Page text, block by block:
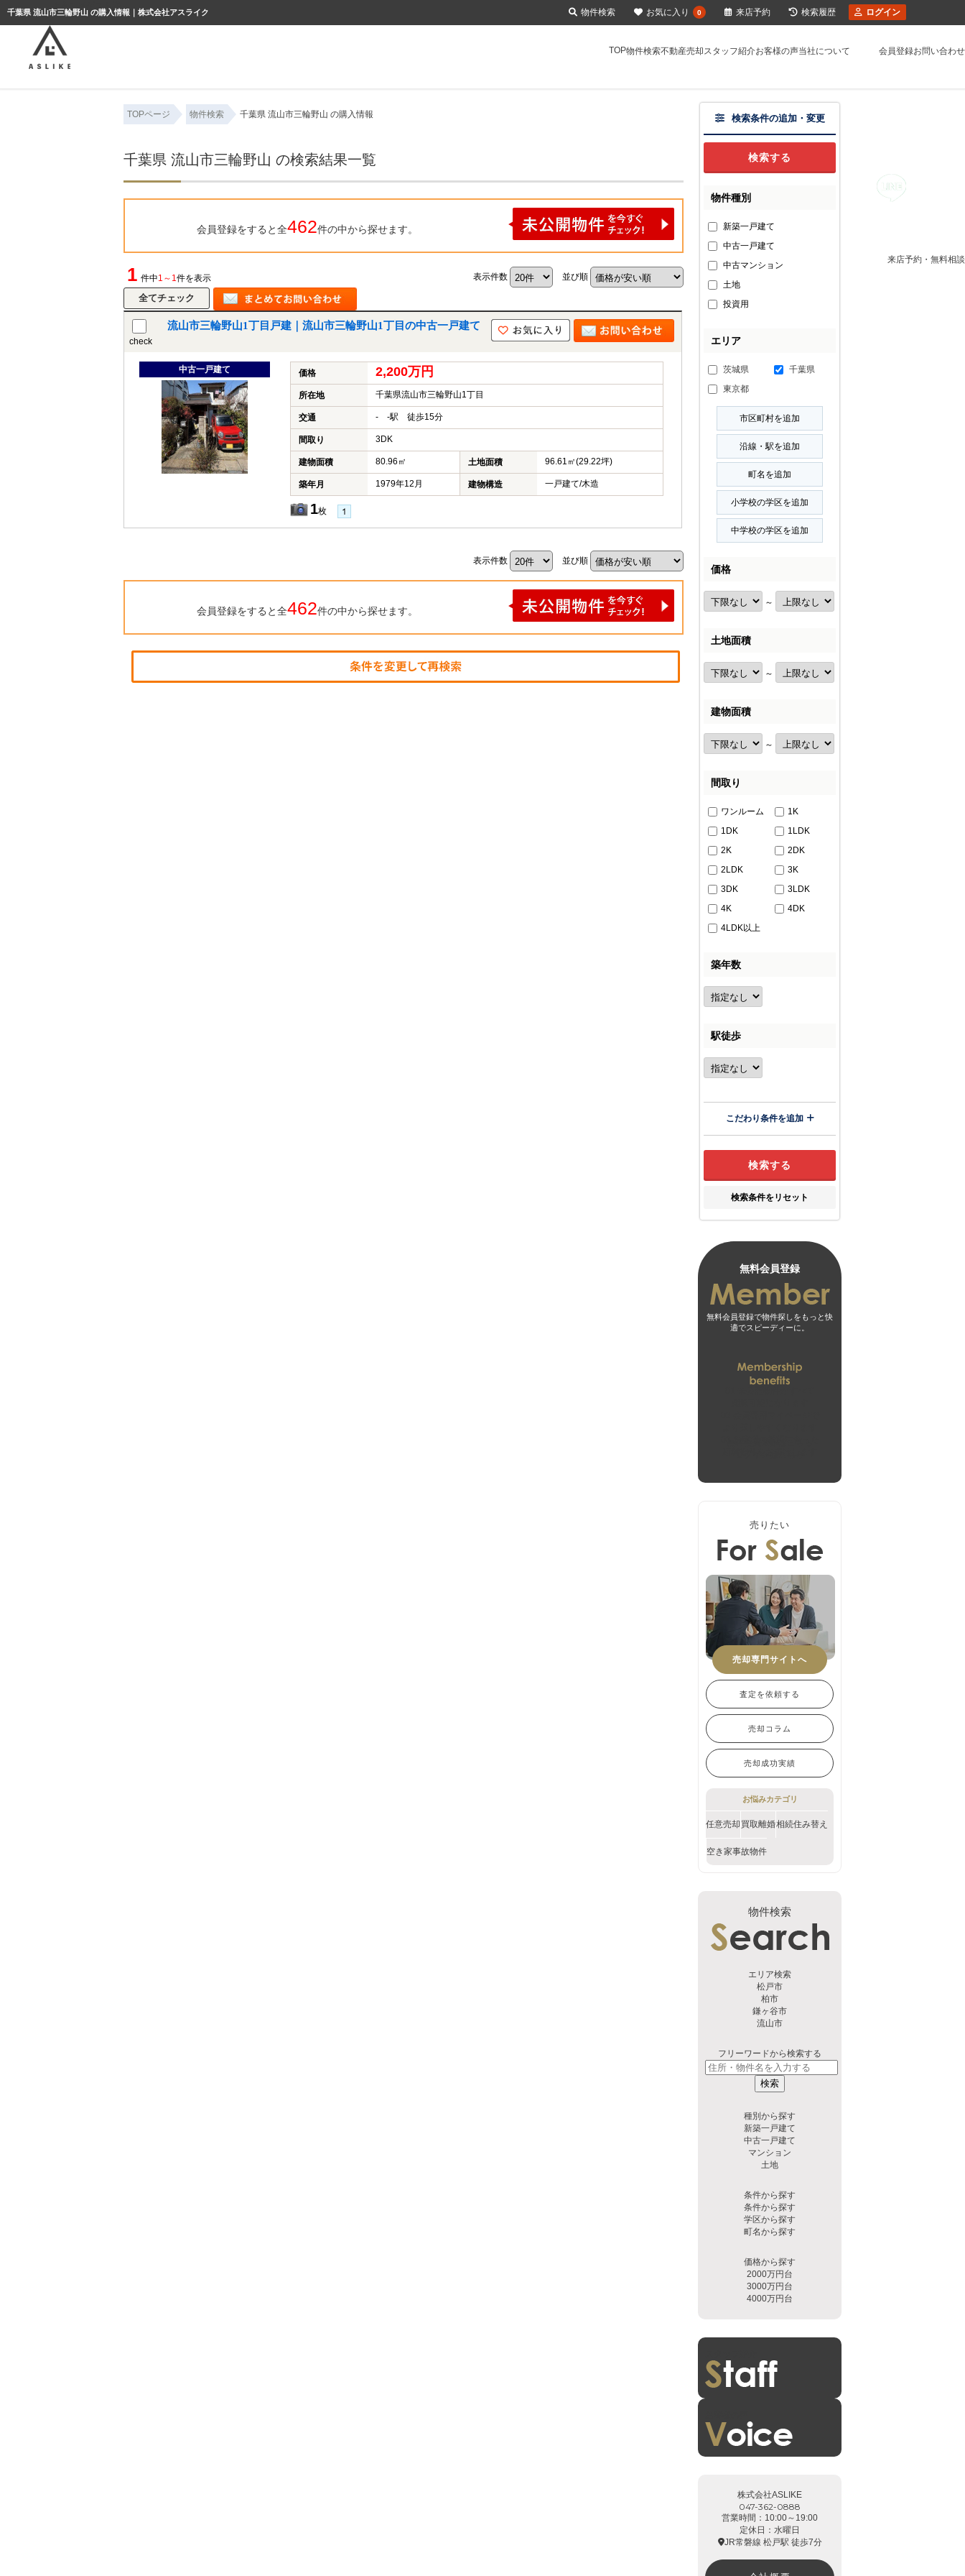
千葉県 流山市三輪野山 の購入情報｜株式会社アスライク
TOP物件検索不動産売却スタッフ紹介お客様の声当社について 会員登録お問い合わせ
来店予約・無料相談
TOPページ 物件検索 千葉県 流山市三輪野山 の購入情報
千葉県 流山市三輪野山 の検索結果一覧
会員登録をすると全462件の中から探せます。
1 件中1～1件を表示 表示件数 並び順
check
流山市三輪野山1丁目戸建｜流山市三輪野山1丁目の中古一戸建て
中古一戸建て 価格 2,200万円
所在地 千葉県流山市三輪野山1丁目
交通 - -駅 徒歩15分
間取り 3DK
建物面積 80.96㎡ 土地面積 96.61㎡(29.22坪)
築年月 1979年12月 建物構造 一戸建て/木造
1枚
表示件数 並び順
会員登録をすると全462件の中から探せます。
検索条件の追加・変更
物件種別
新築一戸建て
中古一戸建て
中古マンション
土地
投資用
エリア
茨城県
千葉県
東京都
価格
～
土地面積
～
建物面積
～
間取り
ワンルーム
1K
1DK
1LDK
2K
2DK
2LDK
3K
3DK
3LDK
4K
4DK
4LDK以上
築年数
駅徒歩
こだわり条件を追加
検索条件をリセット
無料会員登録
無料会員登録で物件探しをもっと快
適でスピーディーに。
売りたい
売却専門サイトへ
査定を依頼する
売却コラム
売却成功実績
お悩みカテゴリ
任意売却 買取離婚相続住み替え
空き家事故物件
物件検索
エリア検索
松戸市
柏市
鎌ヶ谷市
流山市
フリーワードから検索する
検索
種別から探す
新築一戸建て
中古一戸建て
マンション
土地
条件から探す
条件から探す
学区から探す
町名から探す
価格から探す
2000万円台
3000万円台
4000万円台
株式会社ASLIKE
047-362-0888
営業時間：10:00～19:00
定休日：水曜日
JR常磐線 松戸駅 徒歩7分
物件検索 お気に入り 0 来店予約 検索履歴 ログイン
ようこそゲスト様